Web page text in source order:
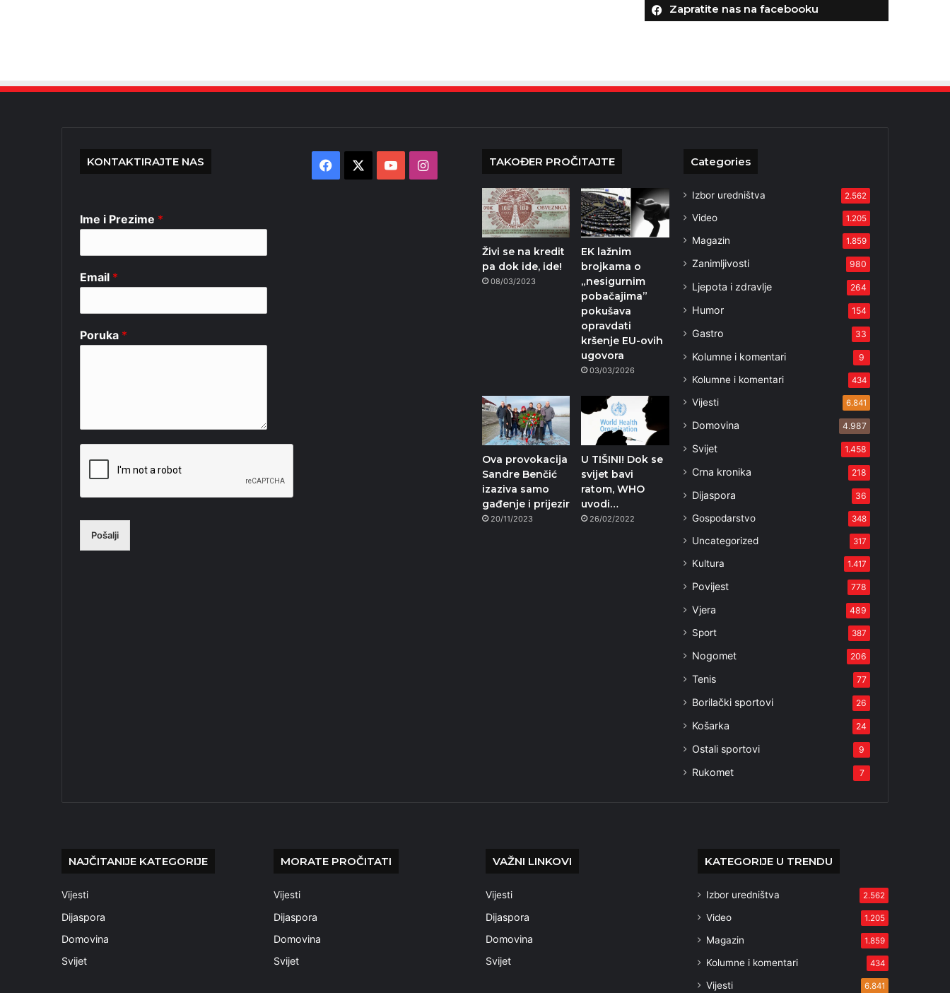
Zapratite nas na facebooku
KONTAKTIRAJTE NAS
Ime i Prezime *
Email *
Poruka *
Pošalji
Facebook YouTubeInstagram TAKOĐER PROČITAJTE
Živi se na kredit
pa dok ide, ide!
08/03/2023
EK lažnim
brojkama o
„nesigurnim
pobačajima”
pokušava
opravdati
kršenje EU-ovih
ugovora
03/03/2026
Ova provokacija
Sandre Benčić
izaziva samo
gađenje i prijezir
20/11/2023
U TIŠINI! Dok se
svijet bavi
ratom, WHO
uvodi…
26/02/2022
Categories
Izbor uredništva 2.562
Video 1.205
Magazin 1.859
Zanimljivosti 980
Ljepota i zdravlje 264
Humor 154
Gastro 33
Kolumne i komentari 9
Kolumne i komentari 434
Vijesti 6.841
Domovina 4.987
Svijet 1.458
Crna kronika 218
Dijaspora 36
Gospodarstvo 348
Uncategorized 317
Kultura 1.417
Povijest 778
Vjera 489
Sport 387
Nogomet 206
Tenis 77
Borilački sportovi 26
Košarka 24
Ostali sportovi 9
Rukomet 7
NAJČITANIJE KATEGORIJE
Vijesti
Dijaspora
Domovina
Svijet
MORATE PROČITATI
Vijesti
Dijaspora
Domovina
Svijet
VAŽNI LINKOVI
Vijesti
Dijaspora
Domovina
Svijet
KATEGORIJE U TRENDU
Izbor uredništva 2.562
Video 1.205
Magazin 1.859
Kolumne i komentari 434
Vijesti 6.841